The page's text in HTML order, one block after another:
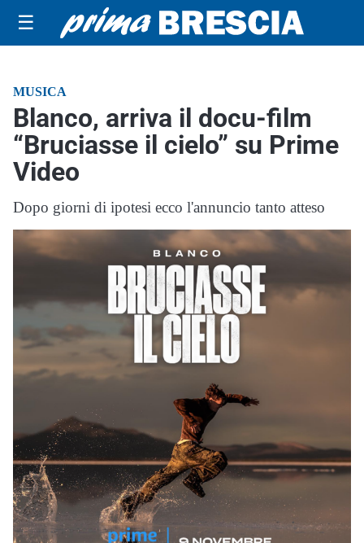
☰
MUSICA
Blanco, arriva il docu-film
“Bruciasse il cielo” su Prime
Video
Dopo giorni di ipotesi ecco l'annuncio tanto atteso